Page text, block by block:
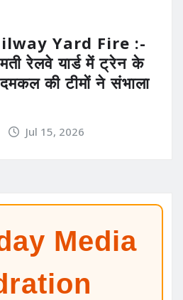
Yard Fire :-
रेलवे यार्ड में ट्रेन के
की टीमों ने संभाला
Jul 15, 2026
Media